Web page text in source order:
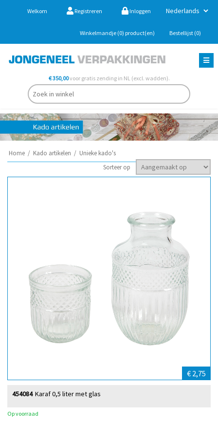
Welkom Registreren Inloggen
Winkelmandje (0) product(en) Bestellijst (0)
€ 350,00voor gratis zending in NL (excl. wadden).
Home / Kado artikelen / Unieke kado's
Sorteer op
€ 2,75
Karaf 0,5 liter met glas
454084
Op voorraad